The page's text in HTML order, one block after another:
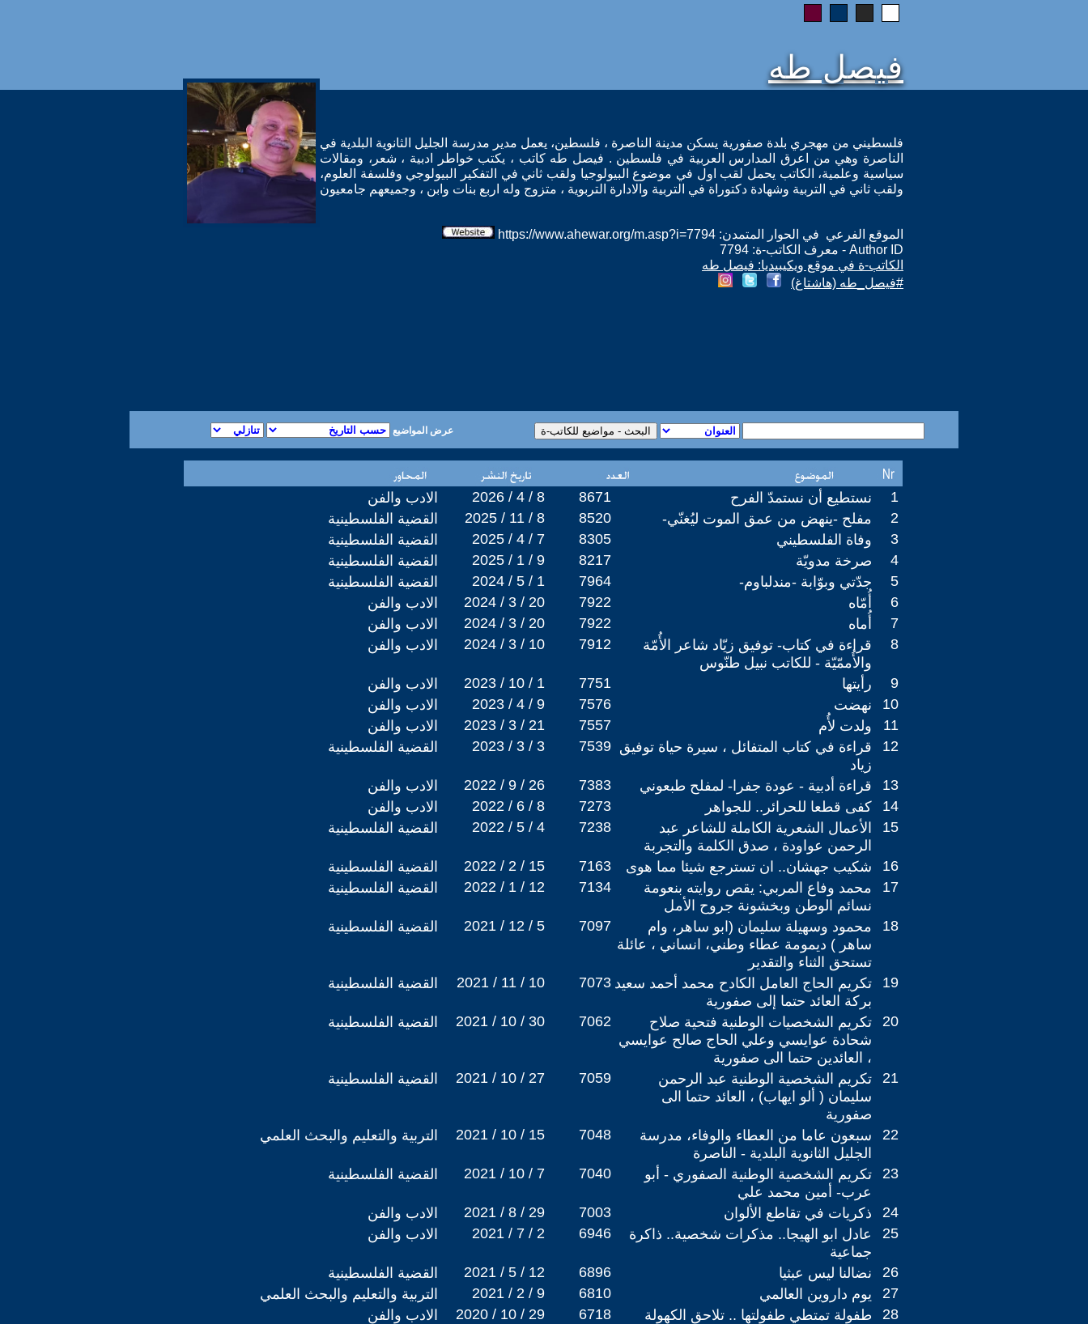
فيصل طه
فلسطيني من مهجري بلدة صفورية يسكن مدينة الناصرة ، فلسطين، يعمل مدير مدرسة الجليل الثانوية البلدية في
الناصرة وهي من اعرق المدارس العربية في فلسطين . فيصل طه كاتب ، يكتب خواطر ادبية ، شعر، ومقالات
سياسية وعلمية، الكاتب يحمل لقب اول في موضوع البيولوجيا ولقب ثاني في التفكير البيولوجي وفلسفة العلوم،
ولقب ثاني في التربية وشهادة دكتوراة في التربية والادارة التربوية ، متزوج وله اربع بنات وابن ، وجميعهم جامعيون
الموقع الفرعي في الحوار المتمدن: https://www.ahewar.org/m.asp?i=7794
Author ID - معرف الكاتب-ة: 7794
الكاتب-ة في موقع ويكيبيديا: فيصل طه
#فيصل_طه (هاشتاغ)
عرض المواضيع
الادب والفن 2026 / 4 / 8 8671 نستطيع أن نستمدّ الفرح
1
القضية الفلسطينية
2025 / 11 / 8 8520 مفلح -ينهض من عمق الموت ليُغنّي-
2
القضية الفلسطينية
2025 / 4 / 7 8305 وفاة الفلسطيني
3
القضية الفلسطينية
2025 / 1 / 9 8217 صرخة مدويّة
4
القضية الفلسطينية
2024 / 5 / 1 7964 جدّتي وبوّابة -مندلباوم-
5
الادب والفن
2024 / 3 / 20 7922 أُمّاه
6
الادب والفن
2024 / 3 / 20 7922 أُماه
7
الادب والفن
2024 / 3 / 10 7912
قراءة في كتاب- توفيق زيّاد شاعر الأُمّة
والأُممّيّة - للكاتب نبيل طنّوس
8
الادب والفن 2023 / 10 / 1 7751 رأيتها
9
الادب والفن
2023 / 4 / 9 7576 نهضت
10
الادب والفن
2023 / 3 / 21 7557 ولدت لأُم
11
القضية الفلسطينية
2023 / 3 / 3 7539 قراءة في كتاب المتفائل ، سيرة حياة توفيق
زياد
12
الادب والفن 2022 / 9 / 26 7383 قراءة أدبية - عودة جفرا- لمفلح طبعوني
13
الادب والفن
2022 / 6 / 8 7273 كفى قطعا للحرائر.. للجواهر
14
القضية الفلسطينية
2022 / 5 / 4 7238
الأعمال الشعرية الكاملة للشاعر عبد
الرحمن عواودة ، صدق الكلمة والتجربة
15
القضية الفلسطينية 2022 / 2 / 15 7163 شكيب جهشان.. ان تسترجع شيئا مما هوى
16
القضية الفلسطينية
2022 / 1 / 12 7134
محمد وفاع المربي: يقص روايته بنعومة
نسائم الوطن وبخشونة جروح الأمل
17
القضية الفلسطينية 2021 / 12 / 5 7097
محمود وسهيلة سليمان (ابو ساهر، وام
ساهر ) ديمومة عطاء وطني، انساني ، عائلة
تستحق الثناء والتقدير
18
القضية الفلسطينية 2021 / 11 / 10 7073 تكريم الحاج العامل الكادح محمد أحمد سعيد
بركة العائد حتما إلى صفورية
19
القضية الفلسطينية 2021 / 10 / 30 7062
تكريم الشخصيات الوطنية فتحية صلاح
شحادة عوايسي وعلي الحاج صالح عوايسي
، العائدين حتما الى صفورية
20
القضية الفلسطينية 2021 / 10 / 27 7059
تكريم الشخصية الوطنية عبد الرحمن
سليمان ( ألو ايهاب) ، العائد حتما الى
صفورية
21
التربية والتعليم والبحث العلمي 2021 / 10 / 15 7048
سبعون عاما من العطاء والوفاء، مدرسة
الجليل الثانوية البلدية - الناصرة
22
القضية الفلسطينية 2021 / 10 / 7 7040
تكريم الشخصية الوطنية الصفوري - أبو
عرب- أمين محمد علي
23
الادب والفن 2021 / 8 / 29 7003 ذكريات في تقاطع الألوان
24
الادب والفن
2021 / 7 / 2 6946
عادل ابو الهيجا.. مذكرات شخصية.. ذاكرة
جماعية
25
القضية الفلسطينية 2021 / 5 / 12 6896 نضالنا ليس عبثيا
26
التربية والتعليم والبحث العلمي
2021 / 2 / 9 6810 يوم داروين العالمي
27
الادب والفن
2020 / 10 / 29 6718 طفولة تمتطي طفولتها .. تلاحق الكهولة
28